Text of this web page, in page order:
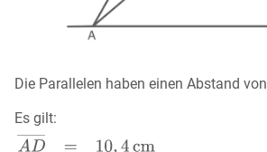
Die Parallelen haben einen Abstand von
Es gilt: